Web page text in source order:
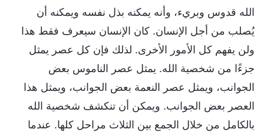
الله قدوس وبريء، وأنه يمكنه بذل نفسه ويمكنه أن
يُصلب من أجل الإنسان. كان الإنسان سيعرف فقط هذا
ولن يفهم كل الأمور الأخرى. لذلك فإن كل عصر يمثل
جزءًا من شخصية الله. يمثل عصر الناموس بعض
الجوانب، ويمثل عصر النعمة بعض الجوانب، ويمثل هذا
العصر بعض الجوانب. ويمكن أن تنكشف شخصية الله
بالكامل من خلال الجمع بين الثلاث مراحل كلها. عندما